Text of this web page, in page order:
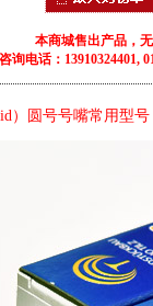
本商城售出产品，
咨询电话：13910324401,
）圆号号嘴常用型